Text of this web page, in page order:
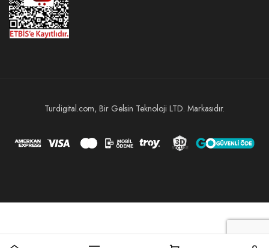
Turdigital.com, Bir Gelsin Teknoloji LTD. Markasıdır.